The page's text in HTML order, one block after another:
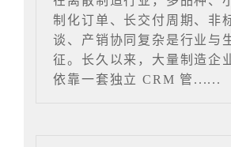
制化订单、长交付周期、非
谈、产销协同复杂是行业与
征。长久以来，大量制造企
依靠一套独立 CRM 管......